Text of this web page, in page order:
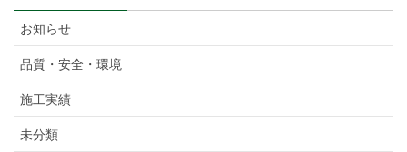
お知らせ
品質・安全・環境
施工実績
未分類